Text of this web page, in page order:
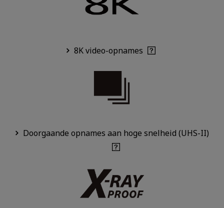
8K video-opnames
Doorgaande opnames aan hoge snelheid (UHS-II)